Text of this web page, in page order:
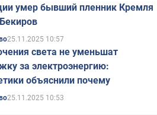
умер бывший пленник Кремля
25.11.2025 10:57
света не уменьшат
за электроэнергию:
объяснили почему
25.11.2025 10:53